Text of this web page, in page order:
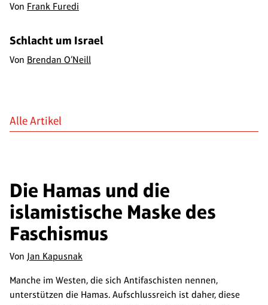
Von Frank Furedi
Schlacht um Israel
Von Brendan O’Neill
Alle Artikel
Die Hamas und die
islamistische Maske des
Faschismus
Von Jan Kapusnak
Manche im Westen, die sich Antifaschisten nennen,
unterstützen die Hamas. Aufschlussreich ist daher, diese